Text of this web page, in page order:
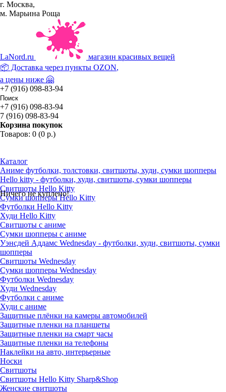
г. Москва,
м. Марьина Роща
LaNord.ru
магазин красивых вещей
📦 Доставка через пункты OZON,
а цены ниже 🤗
+7 (916) 098-83-94
+7 (916) 098-83-94
7 (916) 098-83-94
Корзина покупок
Товаров: 0 (0 р.)
Ничего не куплено!
Каталог
Аниме футболки, толстовки, свитшоты, худи, сумки шопперы
Hello kitty - футболки, худи, свитшоты, сумки шопперы
Свитшоты Hello Kitty
Сумки шопперы Hello Kitty
Футболки Hello Kitty
Худи Hello Kitty
Свитшоты с аниме
Сумки шопперы с аниме
Уэнсдей Аддамс Wednesday - футболки, худи, свитшоты, сумки
шопперы
Свитшоты Wednesday
Сумки шопперы Wednesday
Футболки Wednesday
Худи Wednesday
Футболки с аниме
Худи с аниме
Защитные плёнки на камеры автомобилей
Защитные пленки на планшеты
Защитные пленки на смарт часы
Защитные пленки на телефоны
Наклейки на авто, интерьерные
Носки
Свитшоты
Cвитшоты Hello Kitty Sharp&Shop
Женские свитшоты